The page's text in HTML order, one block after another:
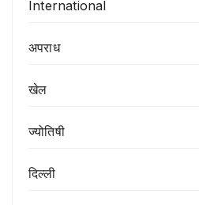
International
अपराध
खेल
ज्योतिषी
दिल्ली